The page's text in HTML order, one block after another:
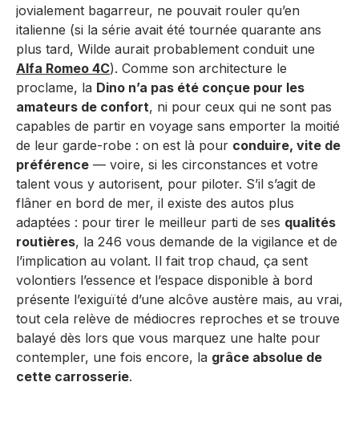
jovialement bagarreur, ne pouvait rouler qu’en
italienne (si la série avait été tournée quarante ans
plus tard, Wilde aurait probablement conduit une
Alfa Romeo 4C). Comme son architecture le
proclame, la Dino n’a pas été conçue pour les
amateurs de confort, ni pour ceux qui ne sont pas
capables de partir en voyage sans emporter la moitié
de leur garde-robe : on est là pour conduire, vite de
préférence — voire, si les circonstances et votre
talent vous y autorisent, pour piloter. S’il s’agit de
flâner en bord de mer, il existe des autos plus
adaptées : pour tirer le meilleur parti de ses qualités
routières, la 246 vous demande de la vigilance et de
l’implication au volant. Il fait trop chaud, ça sent
volontiers l’essence et l’espace disponible à bord
présente l’exiguïté d’une alcôve austère mais, au vrai,
tout cela relève de médiocres reproches et se trouve
balayé dès lors que vous marquez une halte pour
contempler, une fois encore, la grâce absolue de
cette carrosserie.